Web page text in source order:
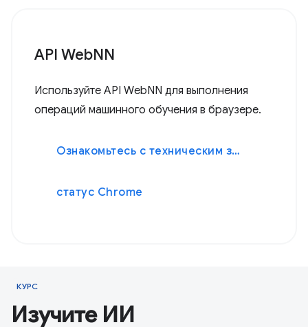
API WebNN
Используйте API WebNN для выполнения
операций машинного обучения в браузере.
Ознакомьтесь с техническим заданием.
статус Chrome
КУРС
Изучите ИИ